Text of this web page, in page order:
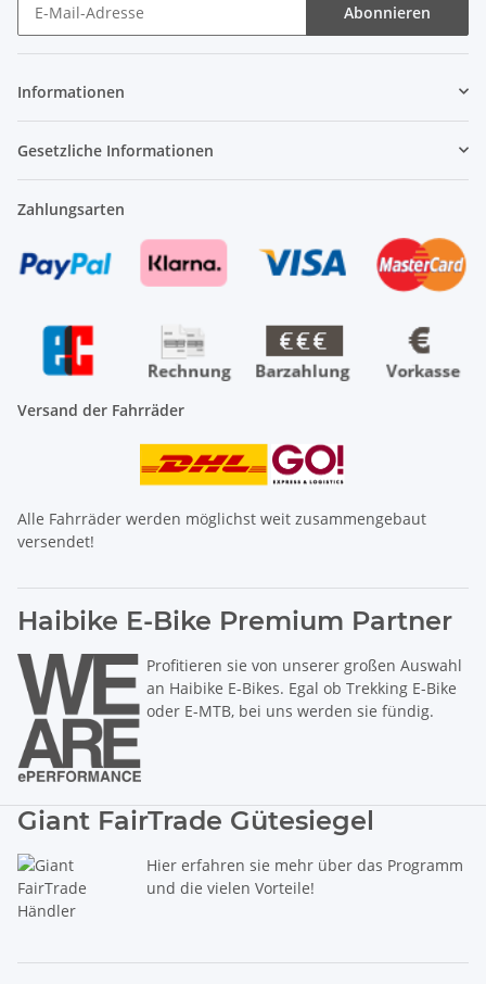
Abonnieren
Informationen
Gesetzliche Informationen
Zahlungsarten
Versand der Fahrräder
Alle Fahrräder werden möglichst weit zusammengebaut
versendet!
Haibike E-Bike Premium Partner
Profitieren sie von unserer großen Auswahl
an Haibike E-Bikes. Egal ob Trekking E-Bike
oder E-MTB, bei uns werden sie fündig.
Giant FairTrade Gütesiegel
Hier erfahren sie mehr über das Programm
und die vielen Vorteile!